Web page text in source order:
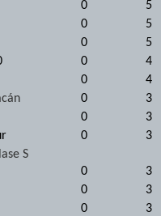
0
5
0
5
0
5
0
4
0
4
0
3
0
3
0 3
S
0
3
0
3
0
3